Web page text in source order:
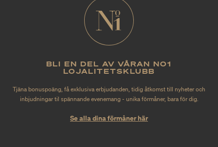
BLI EN DEL AV VÅRAN NO1
LOJALITETSKLUBB
Tjäna bonuspoäng, få exklusiva erbjudanden, tidig åtkomst till nyheter och
inbjudningar til spännande evenemang - unika förmåner, bara för dig.
Se alla dina förmåner här